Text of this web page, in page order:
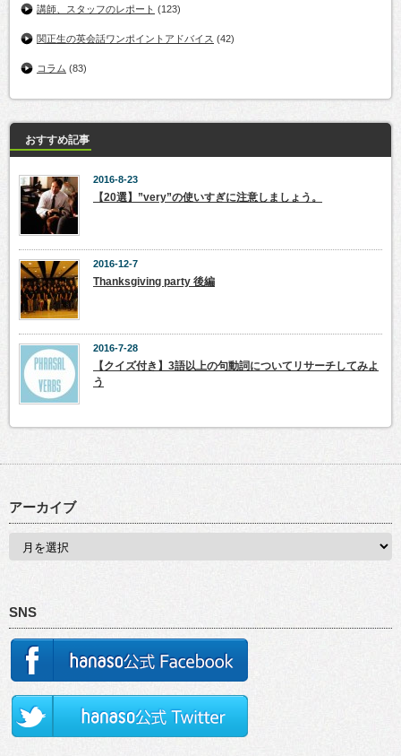
講師、スタッフのレポート (123)
関正生の英会話ワンポイントアドバイス (42)
コラム (83)
おすすめ記事
2016-8-23
【20選】”very”の使いすぎに注意しましょう。
2016-12-7
Thanksgiving party 後編
2016-7-28
【クイズ付き】3語以上の句動詞についてリサーチしてみよ
う
アーカイブ
SNS